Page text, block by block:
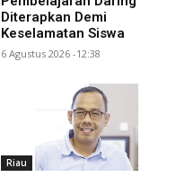
Diterapkan Demi
Keselamatan Siswa
6 Agustus 2026 -12:38
Riau